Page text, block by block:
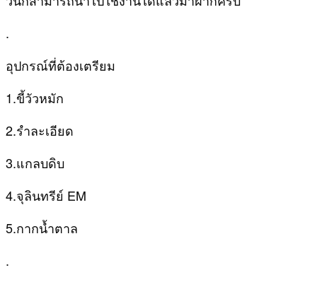
.
อุปกรณ์ที่ต้องเตรียม
1.ขี้วัวหมัก
2.รำละเอียด
3.แกลบดิบ
4.จุลินทรีย์ EM
5.กากน้ำตาล
.